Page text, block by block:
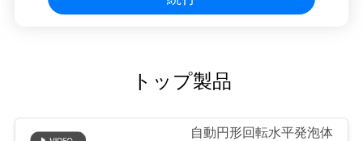
トップ製品
自動円形回転水平発泡体